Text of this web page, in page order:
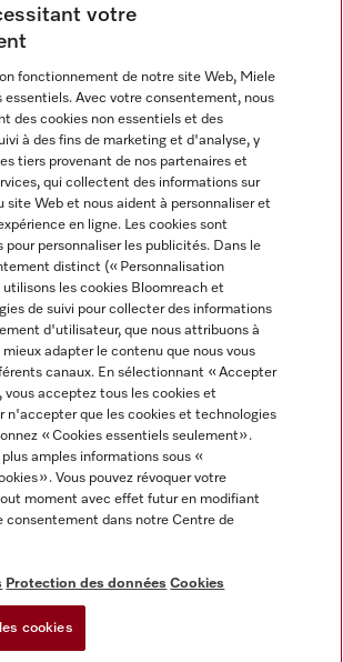
votre
fonctionnement de notre site Web, Miele
essentiels. Avec votre consentement, nous
des cookies non essentiels et des
à des fins de marketing et d'analyse, y
tiers provenant de nos partenaires et
qui collectent des informations sur
site Web et nous aident à personnaliser et
en ligne. Les cookies sont
pour personnaliser les publicités. Dans le
distinct (« Personnalisation
les cookies Bloomreach et
de suivi pour collecter des informations
d'utilisateur, que nous attribuons à
adapter le contenu que nous vous
canaux. En sélectionnant « Accepter
vous acceptez tous les cookies et
n'accepter que les cookies et technologies
« Cookies essentiels seulement».
amples informations sous «
». Vous pouvez révoquer votre
moment avec effet futur en modifiant
consentement dans notre Centre de
Protection des données Cookies
cookies